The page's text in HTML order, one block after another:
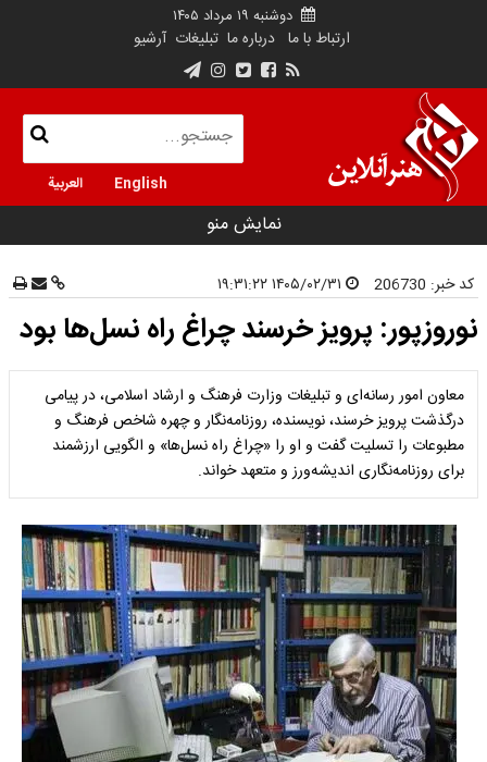
دوشنبه ۱۹ مرداد ۱۴۰۵
ارتباط با ما درباره ما تبلیغات آرشیو
English العربية
نمایش منو
کد خبر: 206730
نوروزپور: پرویز خرسند چراغ راه نسل‌ها بود
معاون امور رسانه‌ای و تبلیغات وزارت فرهنگ و ارشاد اسلامی، در پیامی
درگذشت پرویز خرسند، نویسنده، روزنامه‌نگار و چهره شاخص فرهنگ و
مطبوعات را تسلیت گفت و او را «چراغ راه نسل‌ها» و الگویی ارزشمند
برای روزنامه‌نگاری اندیشه‌ورز و متعهد خواند.